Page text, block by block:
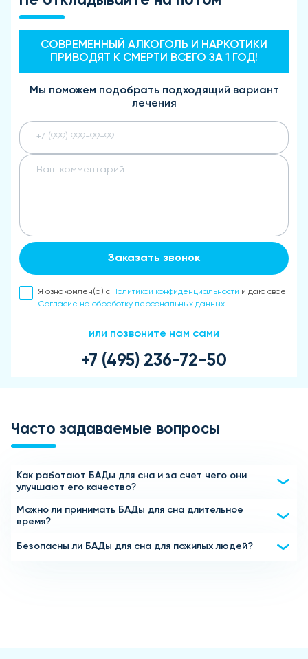
СОВРЕМЕННЫЙ АЛКОГОЛЬ И НАРКОТИКИ
ПРИВОДЯТ К СМЕРТИ ВСЕГО ЗА 1 ГОД!
Мы поможем подобрать подходящий вариант
лечения
Заказать звонок
Я ознакомлен(а) с Политикой конфиденциальности и даю свое
Согласие на обработку персональных данных
или позвоните нам сами
+7 (495) 236-72-50
Часто задаваемые вопросы
Как работают БАДы для сна и за счет чего они
улучшают его качество?
БАДы для сна содержат натуральные компоненты, такие
как мелатонин, экстракты валерианы, пассифлоры,
мелиссы и магний. Эти вещества способствуют
Можно ли принимать БАДы для сна длительное
время?
БАДы для сна предназначены для курсового
Безопасны ли БАДы для сна для пожилых людей?